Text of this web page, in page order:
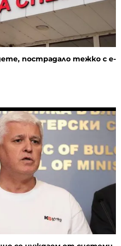
пострадало тежко с е-